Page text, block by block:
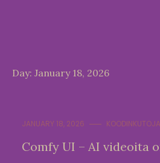
Day: January 18, 2026
JANUARY 18, 2026 KOODINKUTOJA
Comfy UI – AI videoita